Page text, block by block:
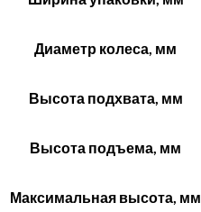
Диаметр колеса, мм
Высота подхвата, мм
Высота подъема, мм
Максимальная высота, мм